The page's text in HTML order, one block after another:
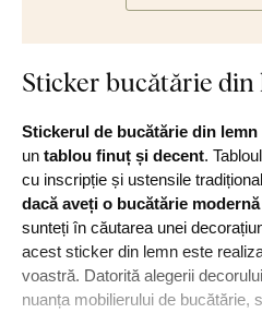
Sticker bucătărie
Stickerul de bucătărie din
un tablou finuț și decent.
cu inscripție și ustensile
dacă aveți o bucătărie
sunteți în căutarea unei
acest sticker din lemn este
voastră. Datorită alegerii
nuanța mobilierului de bucătărie,